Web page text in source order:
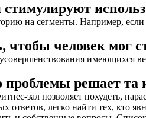
на сегменты. Например, если
человек мог
имеющихся
решает та
зал позволяет похудеть,
ответов, легко найти тех, кто